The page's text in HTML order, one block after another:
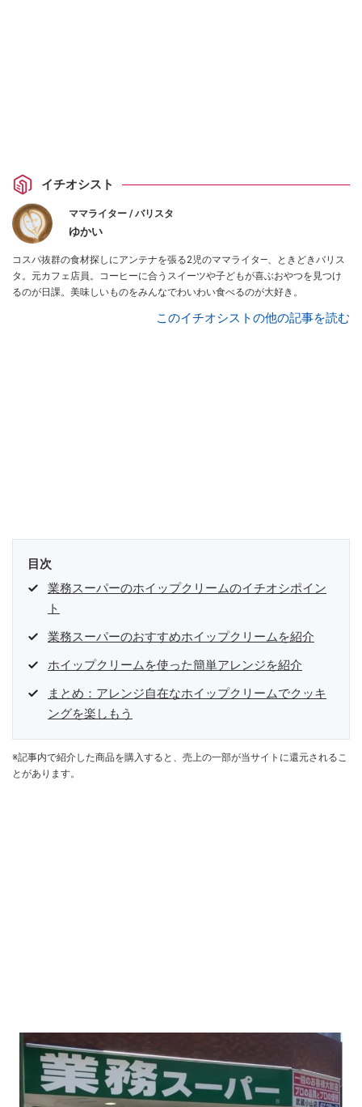
イチオシスト
ママライター / バリスタ
ゆかい
コスパ抜群の食材探しにアンテナを張る2児のママライタ―、ときどきバリス
タ。元カフェ店員。コーヒーに合うスイーツや子どもが喜ぶおやつを見つけ
るのが日課。美味しいものをみんなでわいわい食べるのが大好き。
このイチオシストの他の記事を読む
目次
業務スーパーのホイップクリームのイチオシポイン
ト
業務スーパーのおすすめホイップクリームを紹介
ホイップクリームを使った簡単アレンジを紹介
まとめ：アレンジ自在なホイップクリームでクッキ
ングを楽しもう
※記事内で紹介した商品を購入すると、売上の一部が当サイトに還元されるこ
とがあります。